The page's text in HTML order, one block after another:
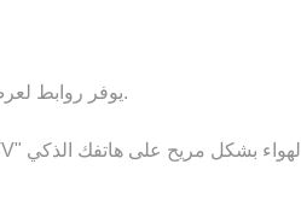
يوفر روابط لعرض البث المباشر العام والشامل.